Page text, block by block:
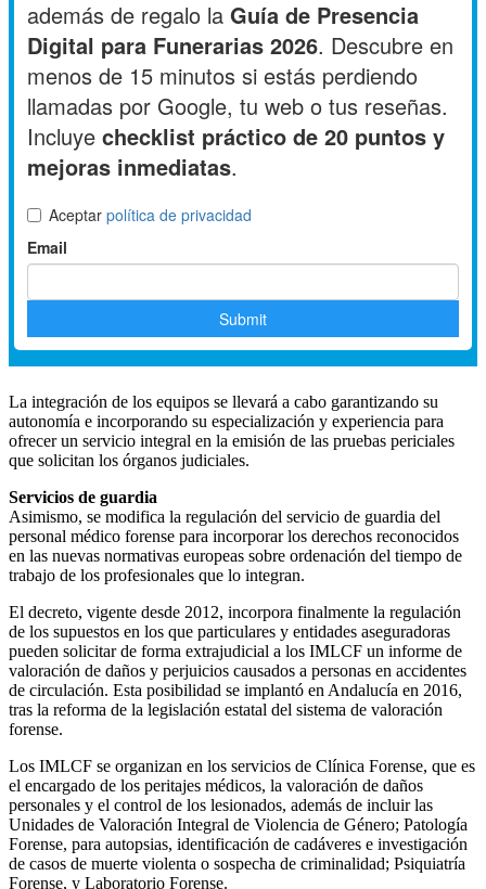
La integración de los equipos se llevará a cabo garantizando su
autonomía e incorporando su especialización y experiencia para
ofrecer un servicio integral en la emisión de las pruebas periciales
que solicitan los órganos judiciales.
Servicios de guardia
Asimismo, se modifica la regulación del servicio de guardia del
personal médico forense para incorporar los derechos reconocidos
en las nuevas normativas europeas sobre ordenación del tiempo de
trabajo de los profesionales que lo integran.
El decreto, vigente desde 2012, incorpora finalmente la regulación
de los supuestos en los que particulares y entidades aseguradoras
pueden solicitar de forma extrajudicial a los IMLCF un informe de
valoración de daños y perjuicios causados a personas en accidentes
de circulación. Esta posibilidad se implantó en Andalucía en 2016,
tras la reforma de la legislación estatal del sistema de valoración
forense.
Los IMLCF se organizan en los servicios de Clínica Forense, que es
el encargado de los peritajes médicos, la valoración de daños
personales y el control de los lesionados, además de incluir las
Unidades de Valoración Integral de Violencia de Género; Patología
Forense, para autopsias, identificación de cadáveres e investigación
de casos de muerte violenta o sospecha de criminalidad; Psiquiatría
Forense, y Laboratorio Forense.